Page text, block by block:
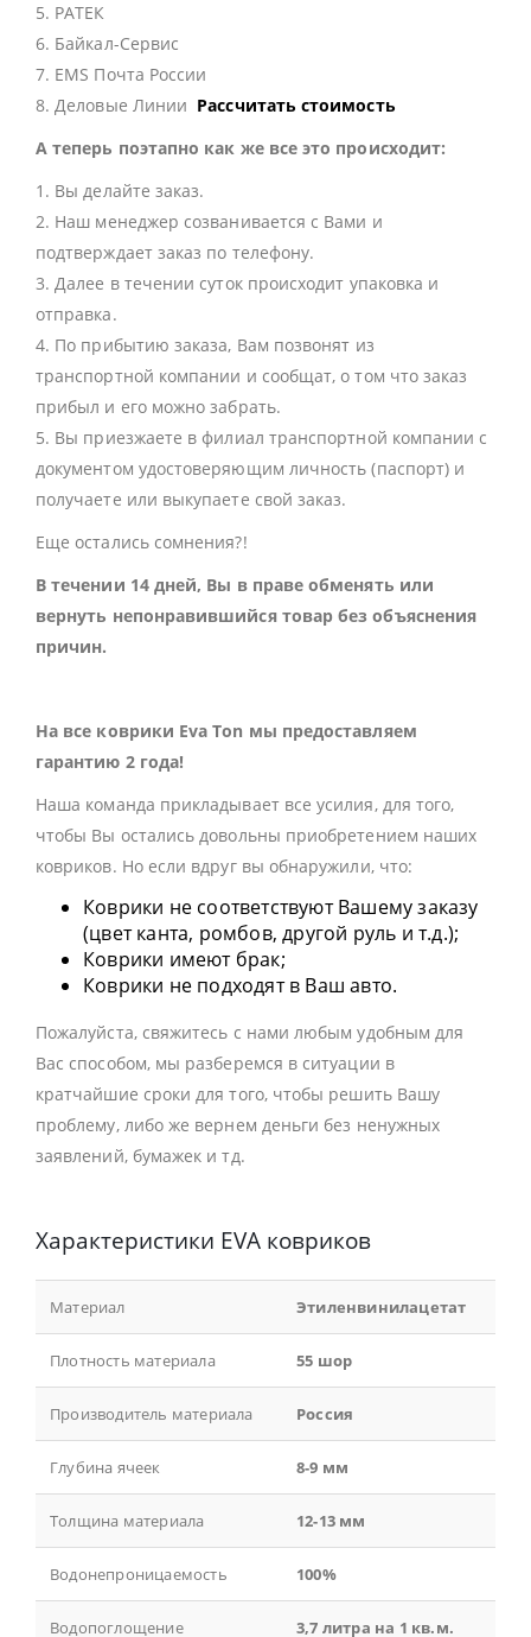
5. РАТЕК
6. Байкал-Сервис
7. EMS Почта России
8. Деловые Линии Рассчитать стоимость
А теперь поэтапно как же все это происходит:
1. Вы делайте заказ.
2. Наш менеджер созванивается с Вами и
подтверждает заказ по телефону.
3. Далее в течении суток происходит упаковка и
отправка.
4. По прибытию заказа, Вам позвонят из
транспортной компании и сообщат, о том что заказ
прибыл и его можно забрать.
5. Вы приезжаете в филиал транспортной компании с
документом удостоверяющим личность (паспорт) и
получаете или выкупаете свой заказ.
Еще остались сомнения?!
В течении 14 дней, Вы в праве обменять или
вернуть непонравившийся товар без объяснения
причин.
На все коврики Eva Ton мы предоставляем
гарантию 2 года!
Наша команда прикладывает все усилия, для того,
чтобы Вы остались довольны приобретением наших
ковриков. Но если вдруг вы обнаружили, что:
Коврики не соответствуют Вашему заказу
(цвет канта, ромбов, другой руль и т.д.);
Коврики имеют брак;
Коврики не подходят в Ваш авто.
Пожалуйста, свяжитесь с нами любым удобным для
Вас способом, мы разберемся в ситуации в
кратчайшие сроки для того, чтобы решить Вашу
проблему, либо же вернем деньги без ненужных
заявлений, бумажек и тд.
Характеристики EVA ковриков
Материал Этиленвинилацетат
Плотность материала 55 шор
Производитель материала Россия
Глубина ячеек 8-9 мм
Толщина материала 12-13 мм
Водонепроницаемость 100%
Водопоглощение 3,7 литра на 1 кв.м.